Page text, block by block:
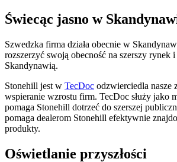
Świecąc jasno w
Szwedzka firma działa obecnie w
rozszerzyć swoją obecność na szerszy rynek
Skandynawią.
Stonehill jest w TecDoc odzwierciedla nasze
wspieranie wzrostu firm. TecDoc służy jako
pomaga Stonehill dotrzeć do szerszej
pomaga dealerom Stonehill efektywnie
produkty.
Oświetlanie przyszłości